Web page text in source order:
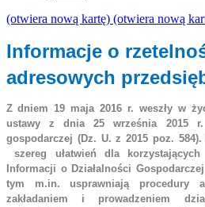
(otwiera nową kartę) (otwiera nową
Informacje o
adresowych
Z dniem 19 maja 2016 r. weszły w
ustawy z dnia 25 września 2015 r.
gospodarczej (Dz. U. z 2015 poz.
szereg ułatwień dla
Informacji o Działalności
tym m.in. usprawniają procedury
zakładaniem i prowadzeniem